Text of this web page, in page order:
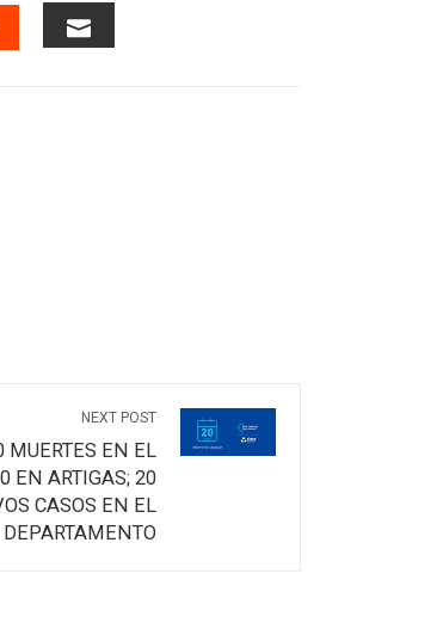
NEXT POST
MUERTES EN EL
EN ARTIGAS; 20
CASOS EN EL
DEPARTAMENTO